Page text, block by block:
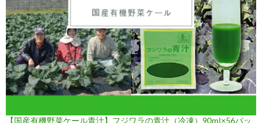
【国産有機野菜ケール青汁】フジワラの青汁（冷凍）90ml×56パッ